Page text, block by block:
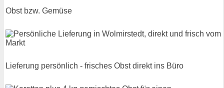
Obst bzw. Gemüse
Lieferung persönlich - frisches Obst direkt ins Büro